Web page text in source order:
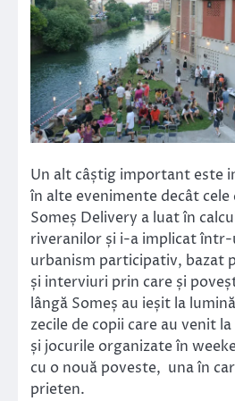
Un alt câștig important este
în alte evenimente decât
Someș Delivery a luat în
riveranilor și i-a implicat
urbanism participativ, bazat
și interviuri prin care și
lângă Someș au ieșit la
zecile de copii care au venit
și jocurile organizate în
cu o nouă poveste, una în
prieten.